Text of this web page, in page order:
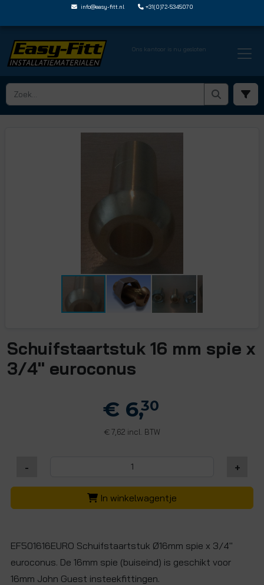
info@easy-fitt.nl +31(0)72-5345070
Ons kantoor is nu gesloten
HOME › JOHN GUEST SPEEDFIT › MESSING SPIE MET BINNENDRAAD › EF501616EURO
Schuifstaartstuk 16 mm spie x
3/4" euroconus
€ 6,30
€ 7,62 incl. BTW
- +
In winkelwagentje
EF501616EURO Schuifstaartstuk Ø16mm spie x 3/4"
euroconus. De 16mm spie (buiseind) is geschikt voor
16mm John Guest insteekfittingen.